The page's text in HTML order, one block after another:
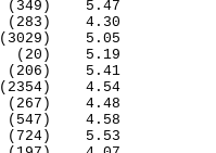
(349)    5.47
4.30
5.05
(20)    5.19
(206)    5.41
4.54
4.48
4.58
5.53